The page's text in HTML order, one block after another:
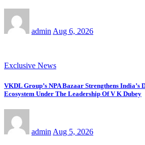
adminAug 6, 2026
Exclusive News
VKDL Group’s NPA Bazaar Strengthens India’s
Ecosystem Under The Leadership Of V K Dubey
admin Aug 5, 2026